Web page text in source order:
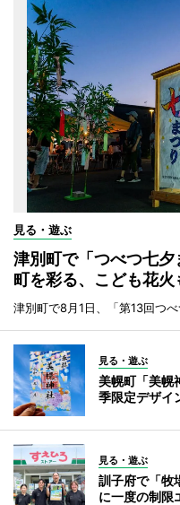
見る・遊ぶ
津別町で「つべつ七
町を彩る、こども花火
津別町で8月1日、「第13回つ
見る・遊ぶ
美幌町「美
季限定デザイ
見る・遊ぶ
訓子府で「
に一度の制限